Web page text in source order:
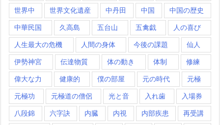
世界中 世界文化遺産 中丹田 中国 中国の歴史
中華民国 久高島 五台山 五禽戯 人の喜び
人生最大の危機 人間の身体 今後の課題 仙人
伊勢神宮 伝達物質 体の動き 体制 修練
偉大な力 健康的 僕の部屋 元の時代 元極
元極功 元極道の僧侶 光と音 入れ歯 入場券
八段錦 六字訣 内臓 内視 内部疾患 再受講